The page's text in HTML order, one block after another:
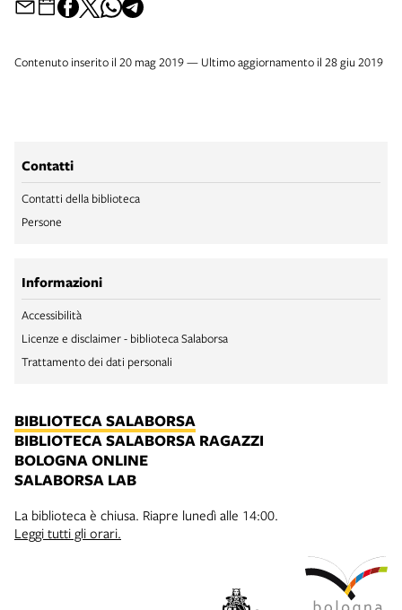
Contenuto inserito il 20 mag 2019 — Ultimo aggiornamento il 28 giu 2019
Contatti
Contatti della biblioteca
Persone
Informazioni
Accessibilità
Licenze e disclaimer - biblioteca Salaborsa
Trattamento dei dati personali
BIBLIOTECA SALABORSA
BIBLIOTECA SALABORSA RAGAZZI
BOLOGNA ONLINE
SALABORSA LAB
La biblioteca è chiusa. Riapre lunedì alle 14:00.
Leggi tutti gli orari.